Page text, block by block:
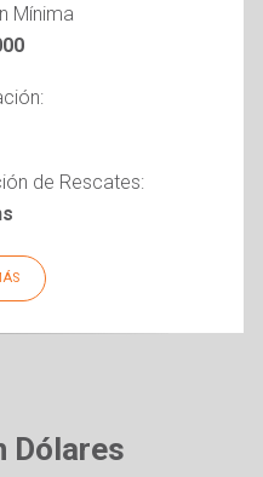
Mínima
de Rescates:
Dólares